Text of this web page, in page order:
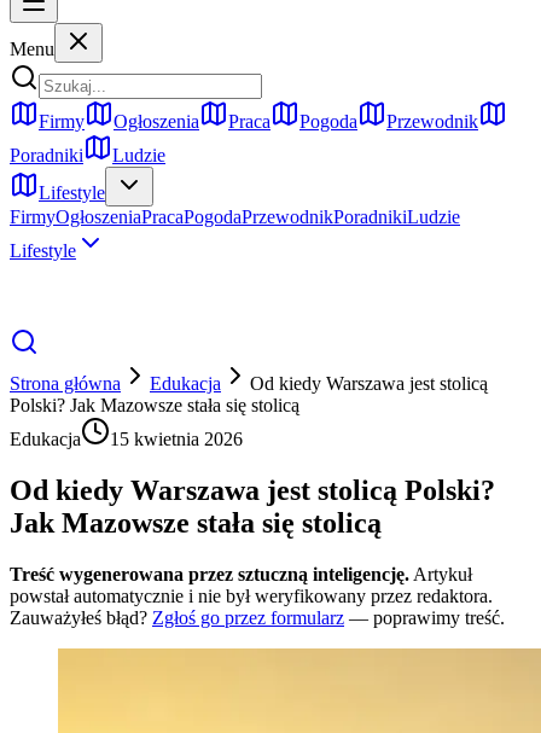
Menu
Firmy Ogłoszenia Praca Pogoda
Przewodnik
Poradniki
Ludzie
Lifestyle
FirmyOgłoszeniaPracaPogodaPrzewodnikPoradnikiLudzie
Lifestyle
Strona główna Edukacja
Od kiedy Warszawa jest stolicą
Polski? Jak Mazowsze stała się stolicą
Edukacja
15 kwietnia 2026
Od kiedy Warszawa jest stolicą Polski?
Jak Mazowsze stała się stolicą
Treść wygenerowana przez sztuczną inteligencję. Artykuł
powstał automatycznie i nie był weryfikowany przez redaktora.
Zauważyłeś błąd? Zgłoś go przez formularz — poprawimy treść.